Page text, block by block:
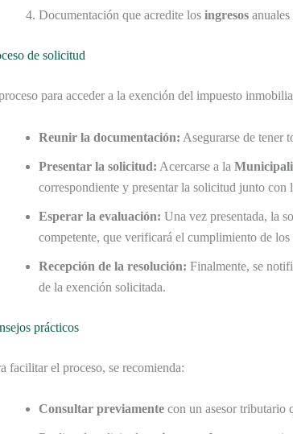
Documentación que acredite los ingresos
de solicitud
para acceder a la exención del impuesto
Reunir la documentación: Asegurarse de tener
Presentar la solicitud: Acercarse a la
correspondiente y presentar la solicitud junto con
Esperar la evaluación: Una vez presentada, la
competente, que verificará el cumplimiento de los
Recepción de la resolución: Finalmente, se
de la exención solicitada.
prácticos
facilitar el proceso, se recomienda:
Consultar previamente con un asesor tributario